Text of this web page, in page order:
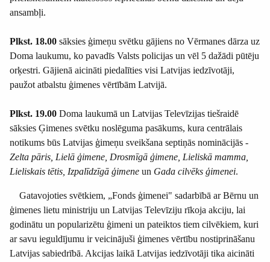
ansambļi.
Plkst. 18.00 sāksies ģimeņu svētku gājiens no Vērmanes dārza uz
Doma laukumu, ko pavadīs Valsts policijas un vēl 5 dažādi pūtēju
orķestri. Gājienā aicināti piedalīties visi Latvijas iedzīvotāji,
paužot atbalstu ģimenes vērtībām Latvijā.
Plkst. 19.00 Doma laukumā un Latvijas Televīzijas tiešraidē
sāksies Ģimenes svētku noslēguma pasākums, kura centrālais
notikums būs Latvijas ģimeņu sveikšana septiņās nominācijās -
Zelta pāris, Lielā ģimene, Drosmīgā ģimene, Lieliskā mamma,
Lieliskais tētis, Izpalīdzīgā ģimene un Gada cilvēks ģimenei.
Gatavojoties svētkiem, „Fonds ģimenei" sadarbībā ar Bērnu un
ģimenes lietu ministriju un Latvijas Televīziju rīkoja akciju, lai
godinātu un popularizētu ģimeni un pateiktos tiem cilvēkiem, kuri
ar savu ieguldījumu ir veicinājuši ģimenes vērtību nostiprināšanu
Latvijas sabiedrībā. Akcijas laikā Latvijas iedzīvotāji tika aicināti